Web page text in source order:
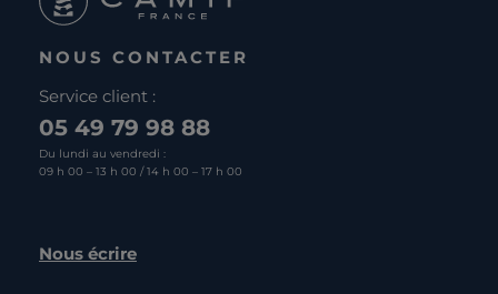
NOUS CONTACTER
Service client :
05 49 79 98 88
Du lundi au vendredi :
09 h 00 – 13 h 00 / 14 h 00 – 17 h 00
Nous écrire